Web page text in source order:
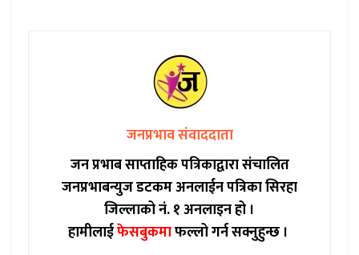
जनप्रभाव संवाददाता
जन प्रभाब साप्ताहिक पत्रिकाद्वारा संचालित
जनप्रभाबन्युज डटकम अनलाईन पत्रिका सिरहा
जिल्लाको नं. १ अनलाइन हो ।
हामीलाईफेसबुकमाफल्लो गर्न सक्नुहुन्छ ।